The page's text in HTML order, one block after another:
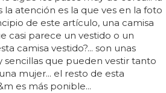
atención es la que ves en la foto
de este artículo, una camisa
casi parece un vestido o un
camisa vestido?... son unas
sencillas que pueden vestir tanto
mujer... el resto de esta
es más ponible...